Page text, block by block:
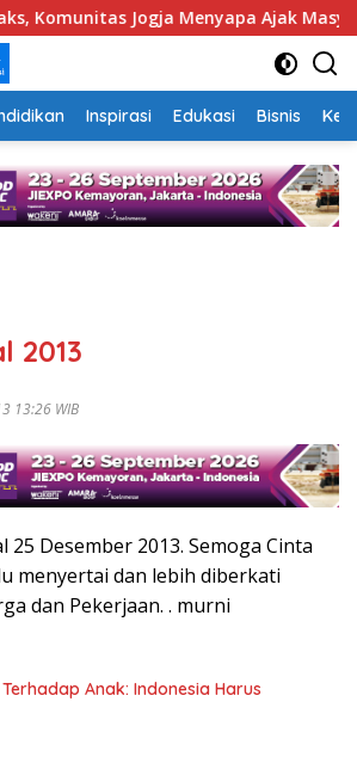
Jogja Menyapa Ajak Masyarakat
Inspirasi Edukasi Bisnis
2013
13:26 WIB
25 Desember 2013. Semoga Cinta
menyertai dan lebih diberkati
dan Pekerjaan. . murni
Anak: Indonesia Harus